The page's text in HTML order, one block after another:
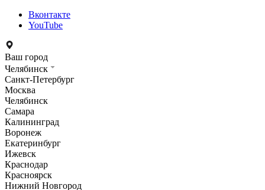
Вконтакте
YouTube
Ваш город
Челябинск
Санкт-Петербург
Москва
Челябинск
Самара
Калининград
Воронеж
Екатеринбург
Ижевск
Краснодар
Красноярск
Нижний Новгород